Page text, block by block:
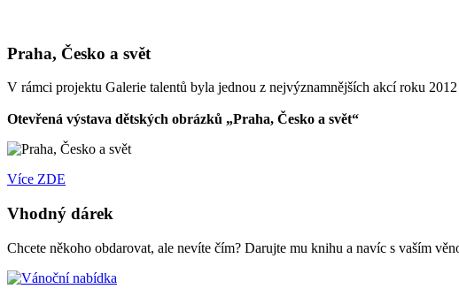
Praha, Česko a svět
V rámci projektu Galerie talentů byla jednou z nejvýznamnějších akcí roku 2012
Otevřená výstava dětských obrázků „Praha, Česko a svět“
Více ZDE
Vhodný dárek
Chcete někoho obdarovat, ale nevíte čím? Darujte mu knihu a navíc s vaším